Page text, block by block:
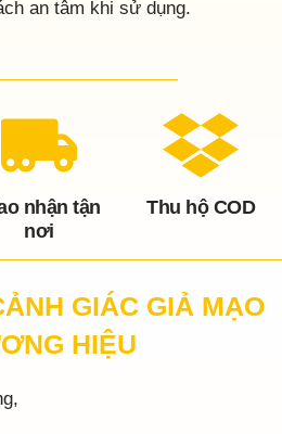
an tâm khi sử dụng.
nhận tận
nơi
Thu hộ COD
GIÁC GIẢ MẠO
HIỆU